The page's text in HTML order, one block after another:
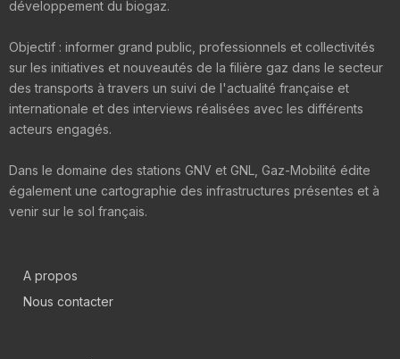
développement du biogaz.
Objectif : informer grand public, professionnels et collectivités
sur les initiatives et nouveautés de la filière gaz dans le secteur
des transports à travers un suivi de l'actualité française et
internationale et des interviews réalisées avec les différents
acteurs engagés.
Dans le domaine des stations GNV et GNL, Gaz-Mobilité édite
également une cartographie des infrastructures présentes et à
venir sur le sol français.
A propos
Nous contacter